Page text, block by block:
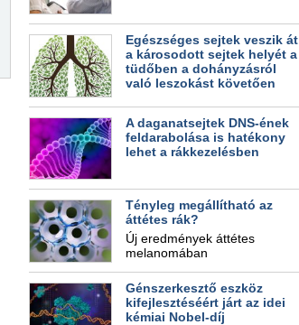
Egészséges sejtek veszik át
a károsodott sejtek helyét a
tüdőben a dohányzásról
való leszokást követően
A daganatsejtek DNS-ének
feldarabolása is hatékony
lehet a rákkezelésben
Tényleg megállítható az
áttétes rák?
Új eredmények áttétes
melanomában
Génszerkesztő eszköz
kifejlesztéséért járt az idei
kémiai Nobel-díj